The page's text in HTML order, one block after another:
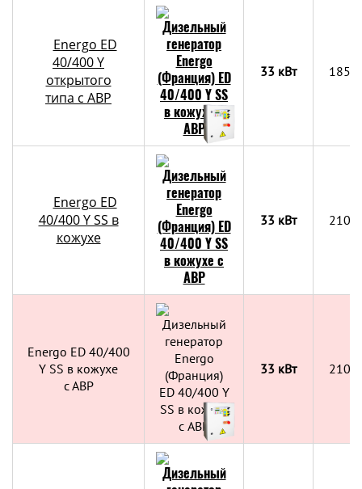
Energo ED
40/400 Y
открытого
типа с АВР
33 кВт
Energo ED
40/400 Y SS в
кожухе
33 кВт
Energo ED 40/400
Y SS в кожухе
с АВР
33 кВт